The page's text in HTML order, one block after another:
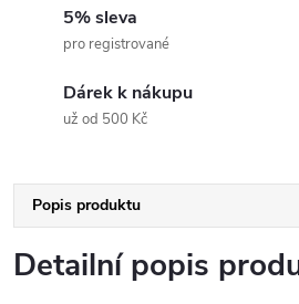
5% sleva
pro registrované
Dárek k nákupu
už od 500 Kč
Popis produktu
Detailní popis